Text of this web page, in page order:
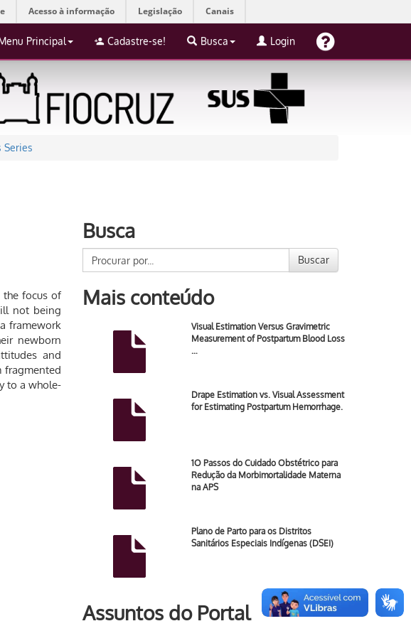
Acesso à informação Legislação Canais
Principal Cadastre-se! Busca Login
Series
focus of
not being
framework
newborn
and
fragmented
to a whole-
Busca
Buscar
Mais conteúdo
Visual Estimation Versus Gravimetric
Measurement of Postpartum Blood Loss
…
Drape Estimation vs. Visual Assessment
for Estimating Postpartum Hemorrhage.
1O Passos do Cuidado Obstétrico para
Redução da Morbimortalidade Materna
na APS
Plano de Parto para os Distritos
Sanitários Especiais Indígenas (DSEI)
Assuntos do Portal